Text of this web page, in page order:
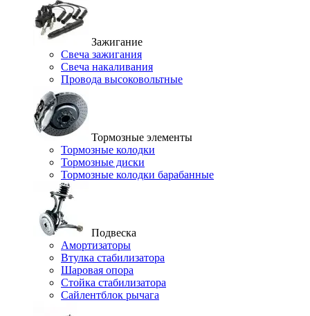
Зажигание
Свеча зажигания
Свеча накаливания
Провода высоковольтные
Тормозные элементы
Тормозные колодки
Тормозные диски
Тормозные колодки барабанные
Подвеска
Амортизаторы
Втулка стабилизатора
Шаровая опора
Стойка стабилизатора
Сайлентблок рычага